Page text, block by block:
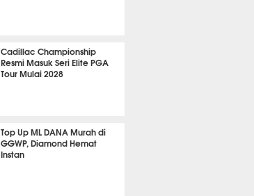
Cadillac Championship
Resmi Masuk Seri Elite PGA
Tour Mulai 2028
Top Up ML DANA Murah di
GGWP, Diamond Hemat
Instan